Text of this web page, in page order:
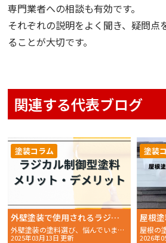
専門業者への相談も有効です。
それぞれの説明をよく聞き、疑問点
ることが大切です。
関連する代表ブログ
外壁塗装で使用されるラジカル制御型塗料とは？メリット・デメリットを解説
外壁塗装の塗料選び、悩んでいませんか。耐久性や費用、メンテ
2025年03月13日 更新
塗装コラム
2026年
塗装